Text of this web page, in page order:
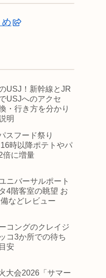
USJ！新幹線とJR
USJへのアクセ
・行き方を分かり
明
スフード祭り
時以降ポテトやパ
倍に増量
ニバーサルポート
4階客室の眺望 お
などレビュー
コングのクレイジ
コ3か所での待ち
安
大会2026「サマー